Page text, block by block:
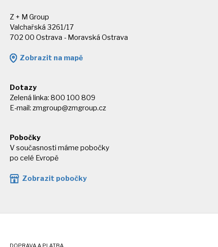
Z + M Group
Valchařská 3261/17
702 00 Ostrava - Moravská Ostrava
Zobrazit na mapě
Dotazy
Zelená linka: 800 100 809
E-mail: zmgroup@zmgroup.cz
Pobočky
V současnosti máme pobočky
po celé Evropě
Zobrazit pobočky
DOPRAVA A PLATBA